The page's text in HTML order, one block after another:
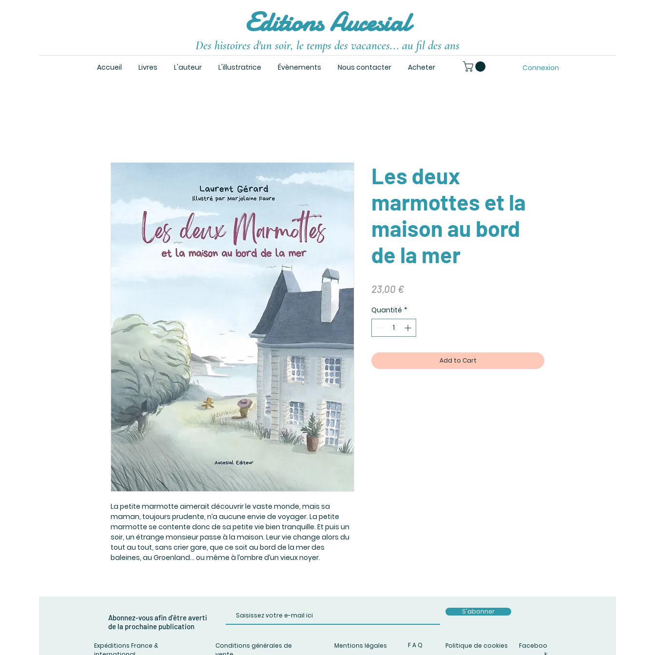
Editions Aucesial
Des histoires d'un soir, le temps des vacances... au fil des ans
Accueil Livres L'auteur L'illustratrice Évènements Nous contacter Acheter Connexion
La petite marmotte aimerait découvrir le vaste monde, mais sa
maman, toujours prudente, n’a aucune envie de voyager. La petite
marmotte se contente donc de sa petite vie bien tranquille. Et puis un
soir, un étrange monsieur passe à la maison. Leur vie change alors du
tout au tout, sans crier gare, que ce soit au bord de la mer des
baleines, au Groenland… ou même à l’ombre d’un vieux noyer.
Les deux
marmottes et la
maison au bord
de la mer
23,00 €Prix
Quantité *
Add to Cart
Abonnez-vous afin d'être averti
de la prochaine publication
Expéditions France &
S'abonner
Conditions générales de
Mentions légales F A Q Politique de cookies
Faceboo